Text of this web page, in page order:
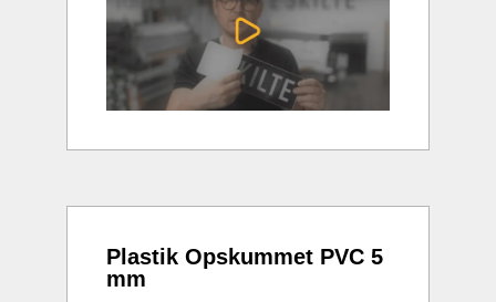
Plastik Opskummet PVC 5
mm